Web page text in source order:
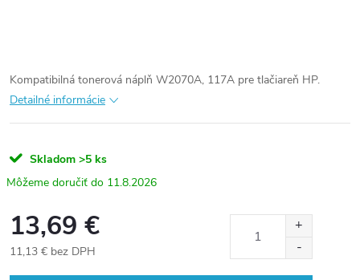
Kompatibilná tonerová náplň W2070A, 117A pre tlačiareň HP.
Detailné informácie
Skladom >5 ks
11.8.2026
13,69 €
11,13 € bez DPH